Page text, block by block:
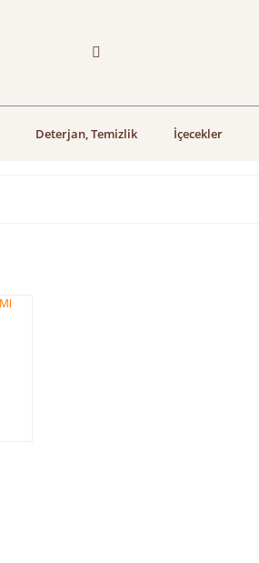
Deterjan, Temizlik İçecekler